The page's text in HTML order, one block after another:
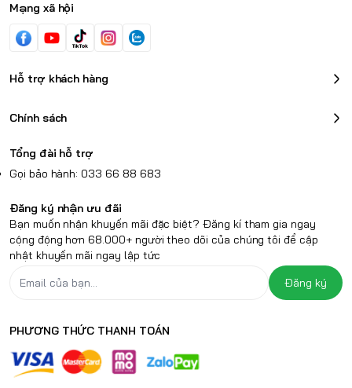
Mạng xã hội
Hỗ trợ khách hàng
Chính sách
Tổng đài hỗ trợ
Gọi bảo hành: 033 66 88 683
Đăng ký nhận ưu đãi
Bạn muốn nhận khuyến mãi đặc biệt? Đăng kí tham gia ngay
cộng động hơn 68.000+ người theo dõi của chúng tôi để cập
nhật khuyến mãi ngay lập tức
Đăng ký
PHƯƠNG THỨC THANH TOÁN